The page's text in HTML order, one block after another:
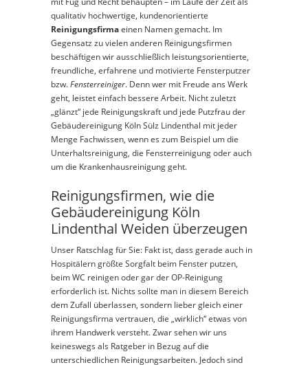
qualitativ hochwertige, kundenorientierte
Reinigungsfirmaeinen Namen gemacht. Im
Gegensatz zu vielen anderen Reinigungsfirmen
beschäftigen wir ausschließlich leistungsorientierte,
freundliche, erfahrene und motivierte Fensterputzer
bzw.Fensterreiniger. Denn wer mit Freude ans Werk
geht, leistet einfach bessere Arbeit. Nicht zuletzt
„glänzt“ jede Reinigungskraft und jede Putzfrau der
Gebäudereinigung Köln Sülz Lindenthal mit jeder
Menge Fachwissen, wenn es zum Beispiel um die
Unterhaltsreinigung, die Fensterreinigung oder auch
um die Krankenhausreinigung geht.
Reinigungsfirmen, wie die
Gebäudereinigung Köln
Lindenthal Weiden überzeugen
Unser Ratschlag für Sie: Fakt ist, dass gerade auch in
Hospitälern größte Sorgfalt beim Fenster putzen,
beim WC reinigen oder gar der OP-Reinigung
erforderlich ist. Nichts sollte man in diesem Bereich
dem Zufall überlassen, sondern lieber gleich einer
Reinigungsfirma vertrauen, die „wirklich“ etwas von
ihrem Handwerk versteht. Zwar sehen wir uns
keineswegs als Ratgeber in Bezug auf die
unterschiedlichen Reinigungsarbeiten. Jedoch sind